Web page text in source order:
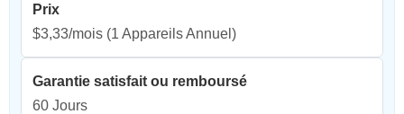
Prix
$3,33/mois (1 Appareils Annuel)
Garantie satisfait ou remboursé
60 Jours